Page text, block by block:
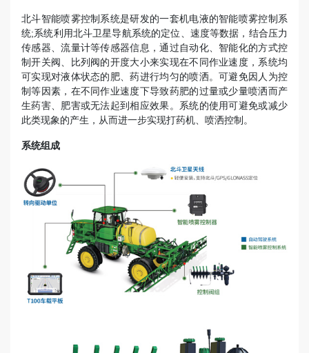
北斗智能喷雾控制系统是研发的一套机电液的智能喷雾控制系
统;系统利用北斗卫星导航系统的定位、速度等数据，结合压力
传感器、流量计等传感器信息，通过自动化、智能化的方式控
制开关阀、比列阀的开度大小来实现在不同作业速度，系统均
可实现对液体状态的肥、药进行均匀的喷洒。可避免因人为控
制等因素，在不同作业速度下导致药肥的过量或少量喷洒而产
生药害、肥害或无法起到相应效果。系统的使用可避免或减少
此类现象的产生，从而进一步实现打药机、喷洒控制。
系统组成